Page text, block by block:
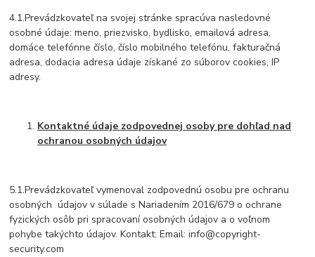
4.1.Prevádzkovateľ na svojej stránke spracúva nasledovné
osobné údaje: meno, priezvisko, bydlisko, emailová adresa,
domáce telefónne číslo, číslo mobilného telefónu, fakturačná
adresa, dodacia adresa údaje získané zo súborov cookies, IP
adresy.
Kontaktné údaje zodpovednej osoby pre dohľad nad
ochranou osobných údajov
5.1.Prevádzkovateľ vymenoval zodpovednú osobu pre ochranu
osobných údajov v súlade s Nariadením 2016/679 o ochrane
fyzických osôb pri spracovaní osobných údajov a o voľnom
pohybe takýchto údajov. Kontakt: Email: info@copyright-
security.com